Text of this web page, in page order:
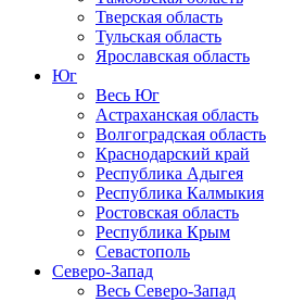
Тверская область
Тульская область
Ярославская область
Юг
Весь Юг
Астраханская область
Волгоградская область
Краснодарский край
Республика Адыгея
Республика Калмыкия
Ростовская область
Республика Крым
Севастополь
Северо-Запад
Весь Северо-Запад